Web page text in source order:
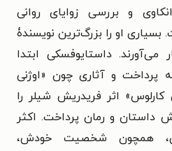
و بررسی زوایای روانی
او را بزرگ‌ترین نویسندۀ
می‌آورند. داستایوفسکی ابتدا
پرداخت و آثاری چون «اوژنی
کارلوس» اثر فریدریش شیلر را
داستان و رمان پرداخت. اکثر
همچون شخصیت خودش،